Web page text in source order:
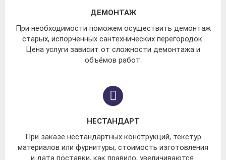
ДЕМОНТАЖ
При необходимости поможем осуществить демонтаж
старых, испорченных сантехнических перегородок.
Цена услуги зависит от сложности демонтажа и
объёмов работ.
НЕСТАНДАРТ
При заказе нестандартных конструкций, текстур
материалов или фурнитуры, стоимость изготовления
и дата поставки, как правило, увеличиваются.